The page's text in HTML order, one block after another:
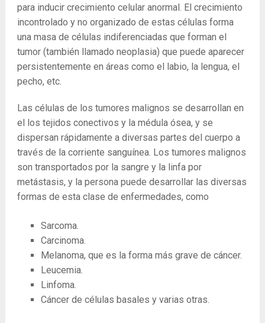
para inducir crecimiento celular anormal. El crecimiento
incontrolado y no organizado de estas células forma
una masa de células indiferenciadas que forman el
tumor (también llamado neoplasia) que puede aparecer
persistentemente en áreas como el labio, la lengua, el
pecho, etc.
Las células de los tumores malignos se desarrollan en
el los tejidos conectivos y la médula ósea, y se
dispersan rápidamente a diversas partes del cuerpo a
través de la corriente sanguínea. Los tumores malignos
son transportados por la sangre y la linfa por
metástasis, y la persona puede desarrollar las diversas
formas de esta clase de enfermedades, como
Sarcoma.
Carcinoma.
Melanoma, que es la forma más grave de cáncer.
Leucemia.
Linfoma.
Cáncer de células basales y varias otras.